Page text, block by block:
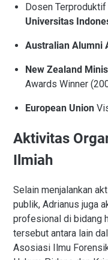
Dosen
Universitas
Australian Alumni
New Zealand
Awards Winner
European Union
Aktivitas
Ilmiah
Selain menjalankan
publik, Adrianus juga
profesional di bidang
tersebut antara lain
Asosiasi Ilmu